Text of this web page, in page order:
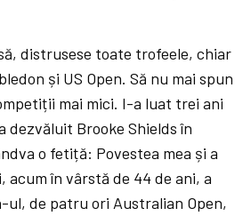
distrusese toate trofeele, chiar
și US Open. Să nu mai spun
mai mici. I-a luat trei ani
dezvăluit Brooke Shields în
o fetiță: Povestea mea și a
acum în vârstă de 44 de ani, a
de patru ori Australian Open,